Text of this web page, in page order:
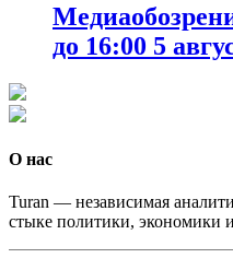
до 16:00 5
О нас
Turan — независимая
стыке политики, экономики